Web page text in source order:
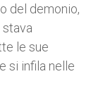
del demonio,
le sue
si infila nelle